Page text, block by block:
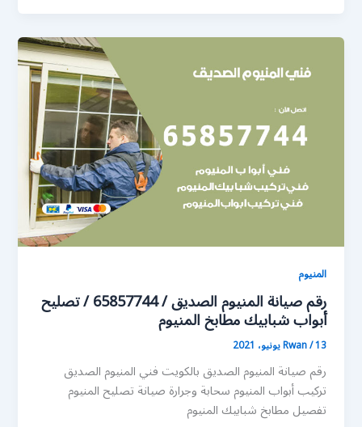
المنيوم
رقم صيانة المنيوم الصديق / 65857744 / تصليح
أبواب شبابيك مطابخ المنيوم
Rwan/13 يونيو، 2021
رقم صيانة المنيوم الصديق بالكويت فني المنيوم الصديق
تركيب أبواب المنيوم سحابة وجرارة صيانة تصليح المنيوم
تفصيل مطابخ شبابيك المنيوم